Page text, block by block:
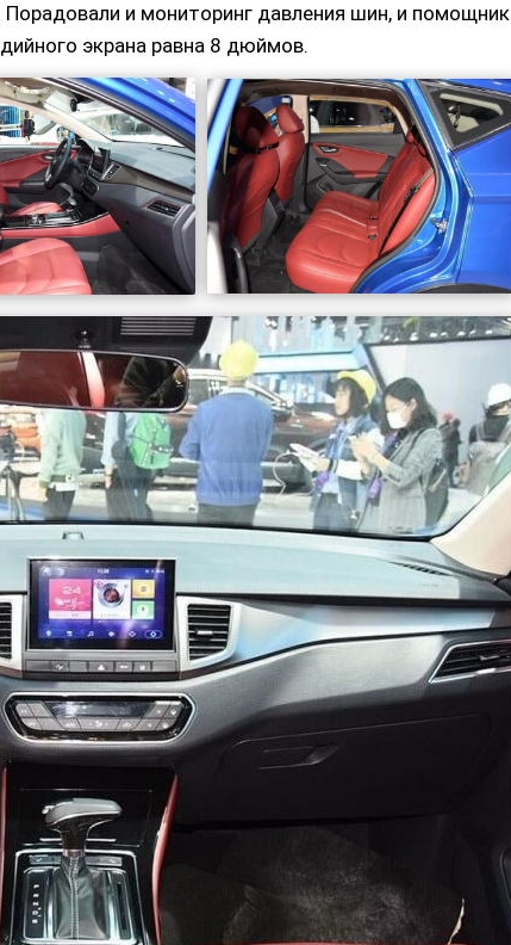
Порадовали и мониторинг давления шин, и помощник
экрана равна 8 дюймов.